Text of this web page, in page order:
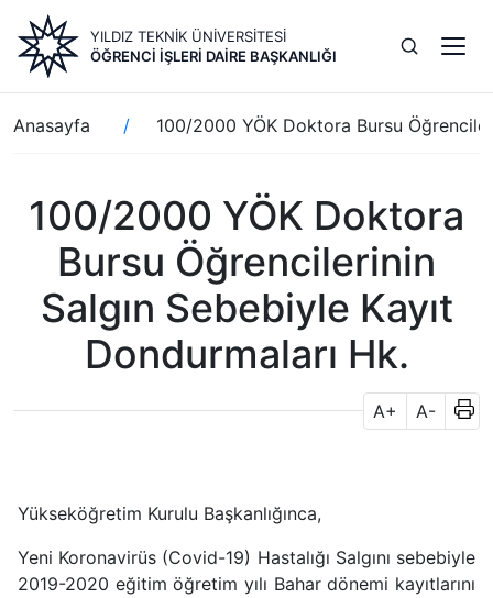
içeriğe
atla
YILDIZ TEKNİK ÜNİVERSİTESİ
ÖĞRENCI İŞLERI DAIRE BAŞKANLIĞI
Sayfa
yolu
Anasayfa 100/2000 YÖK Doktora Bursu
100/2000 YÖK Doktora
Bursu Öğrencilerinin
Salgın Sebebiyle Kayıt
Dondurmaları Hk.
A+ A-
Yükseköğretim Kurulu Başkanlığınca,
Yeni Koronavirüs (Covid-19) Hastalığı Salgını sebebiyle
2019-2020 eğitim öğretim yılı Bahar dönemi kayıtlarını